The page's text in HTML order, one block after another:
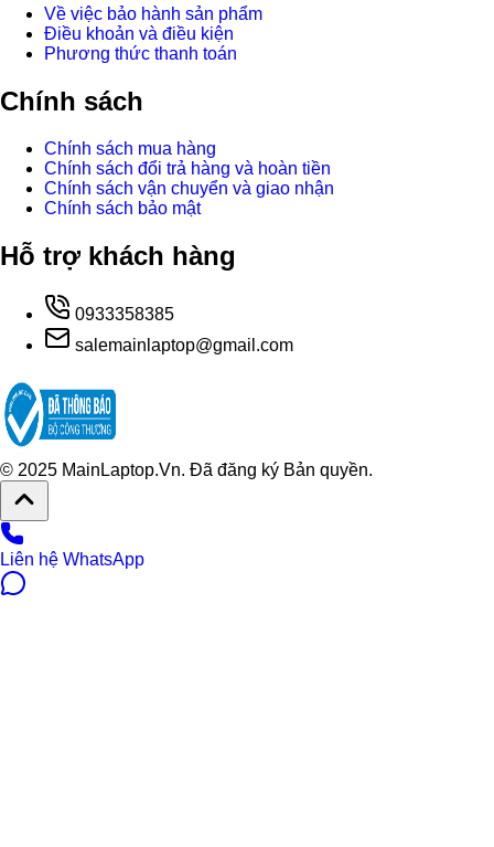
Về việc bảo hành sản phẩm
Điều khoản và điều kiện
Phương thức thanh toán
Chính sách
Chính sách mua hàng
Chính sách đổi trả hàng và hoàn tiền
Chính sách vận chuyển và giao nhận
Chính sách bảo mật
Hỗ trợ khách hàng
0933358385
salemainlaptop@gmail.com
© 2025 MainLaptop.Vn. Đã đăng ký Bản quyền.
Liên hệ WhatsApp